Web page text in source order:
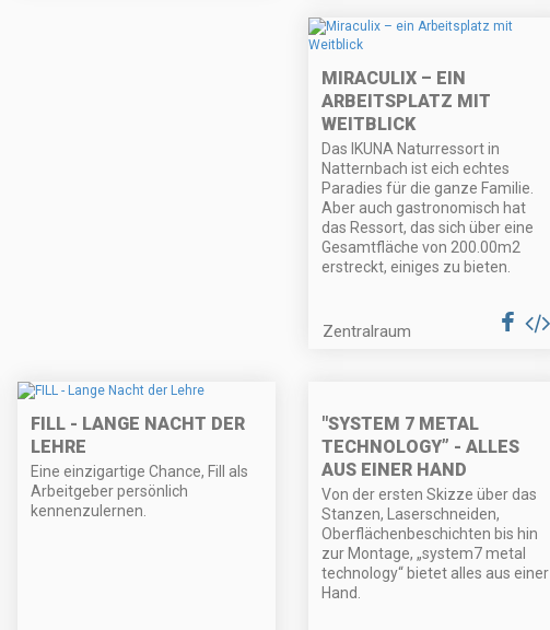
MIRACULIX – EIN
ARBEITSPLATZ MIT
WEITBLICK
Das IKUNA Naturressort in
Natternbach ist eich echtes
Paradies für die ganze Familie.
Aber auch gastronomisch hat
das Ressort, das sich über eine
Gesamtfläche von 200.00m2
erstreckt, einiges zu bieten.
Zentralraum
FILL - LANGE NACHT DER
LEHRE
Eine einzigartige Chance, Fill als
Arbeitgeber persönlich
kennenzulernen.
"SYSTEM 7 METAL
TECHNOLOGY” - ALLES
AUS EINER HAND
Von der ersten Skizze über das
Stanzen, Laserschneiden,
Oberflächenbeschichten bis hin
zur Montage, „system7 metal
technology“ bietet alles aus einer
Hand.